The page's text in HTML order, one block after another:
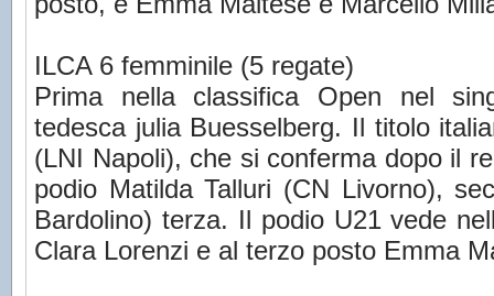
ILCA 6 femminile (5 regate)
Prima nella classifica Open nel
tedesca julia Buesselberg. Il titolo
(LNI Napoli), che si conferma dopo il
podio Matilda Talluri (CN Livorno),
Bardolino) terza. Il podio U21 vede
Clara Lorenzi e al terzo posto Emma